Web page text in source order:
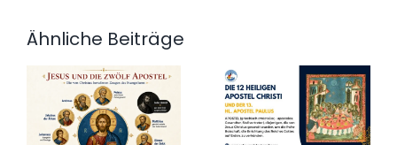
Ähnliche Beiträge